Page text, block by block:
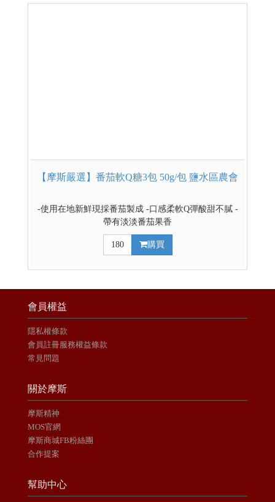
【摩斯嚴選】番茄軟Q糖3包 50g/包 鹽水區農會
-使用在地新鮮現採番茄製成 -口感柔軟Q彈酸甜不膩 -
帶有淡淡番茄果香
180 購買
會員權益
隱私權條款
會員註冊服務權益條款
常見問題
關於摩斯
摩斯精神
MOS官網
摩斯商城FB粉絲團
合作提案
幫助中心